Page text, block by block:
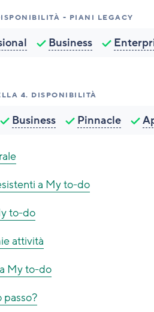
- PIANI LEGACY
Business
4. DISPONIBILITÀ
Business Pinnacle
a My to-do
to-do
attività
My to-do
passo?